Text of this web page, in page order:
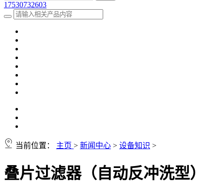
17530732603
当前位置： 主页 > 新闻中心 > 设备知识 >
叠片过滤器（自动反冲洗型）